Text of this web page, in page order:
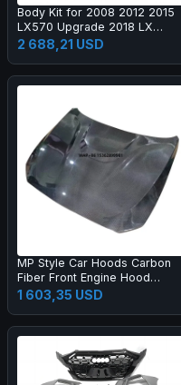
Body Kit for 2008 2012 2015
LX570 Upgrade 2018 LX
Super Sport Grille Bumper Led
Headlamp Fog Lamp Tail Light
2 688,21 USD
MP Style Car Hoods Carbon
Fiber Front Engine Hood
Bonnet for M2C F87 F22
1 603,35 USD